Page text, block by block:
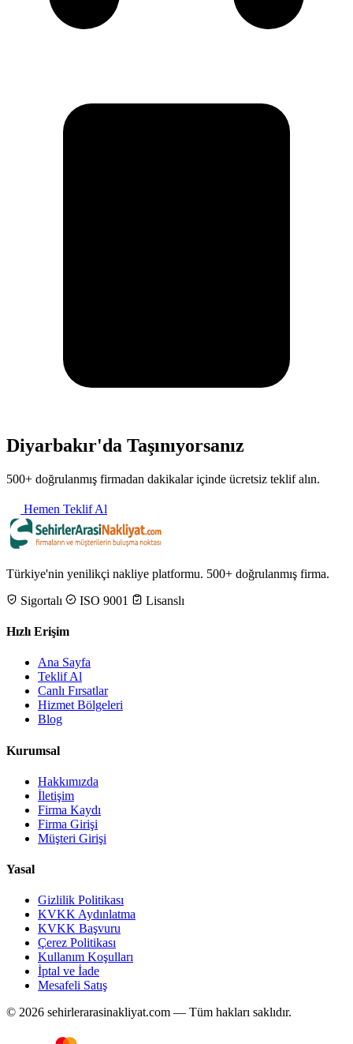
Diyarbakır'da Taşınıyorsanız
500+ doğrulanmış firmadan dakikalar içinde ücretsiz teklif alın.
Hemen Teklif Al
Türkiye'nin yenilikçi nakliye platformu. 500+ doğrulanmış firma.
Sigortalı
ISO 9001 Lisanslı
Hızlı Erişim
Ana Sayfa
Teklif Al
Canlı Fırsatlar
Hizmet Bölgeleri
Blog
Kurumsal
Hakkımızda
İletişim
Firma Kaydı
Firma Girişi
Müşteri Girişi
Yasal
Gizlilik Politikası
KVKK Aydınlatma
KVKK Başvuru
Çerez Politikası
Kullanım Koşulları
İptal ve İade
Mesafeli Satış
© 2026 sehirlerarasinakliyat.com — Tüm hakları saklıdır.